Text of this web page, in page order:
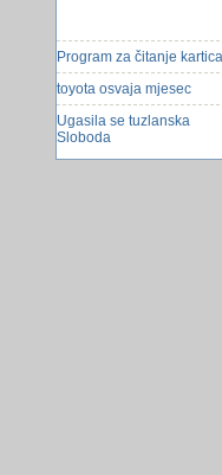
Program za čitanje kartica
toyota osvaja mjesec
Ugasila se tuzlanska
Sloboda
Pregled stanja